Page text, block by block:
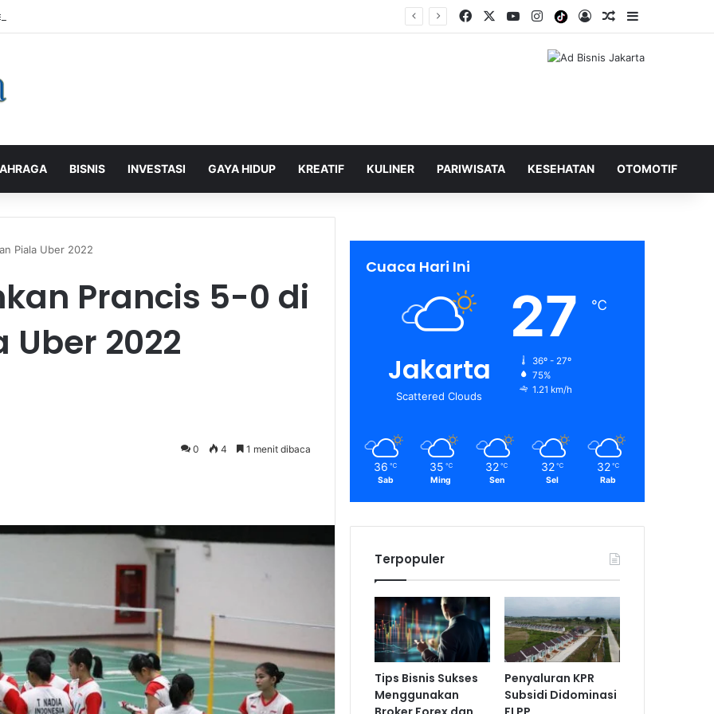
Pelanggan, PLN Icon Plus Sabet Tiga Penghargaan CCW 2026 Facebook YouTubeInstagramTiktokLog InShuffle Berita
BISNIS INVESTASI GAYA HIDUP KREATIF KULINER PARIWISATA KESEHATAN OTOMOTIF
Piala Uber 2022
Prancis 5-0 di
Uber 2022
0 4 1 menit dibaca
Cuaca Hari Ini
Jakarta
Scattered Clouds
27 ℃
36º - 27º
75%
1.21 km/h
36 ℃
Sab
35 ℃
Ming
32 ℃
Sen
32 ℃
Sel
32 ℃
Rab
Terpopuler
Tips Bisnis Sukses
Menggunakan
Penyaluran KPR
Subsidi Didominasi